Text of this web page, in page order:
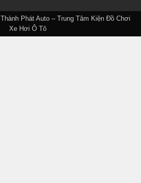
Thành Phát Auto – Trung Tâm Kiện Đồ Chơi
Xe Hơi Ô Tô